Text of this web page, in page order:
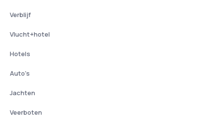
Verblijf
Vlucht+hotel
Hotels
Auto's
Jachten
Veerboten